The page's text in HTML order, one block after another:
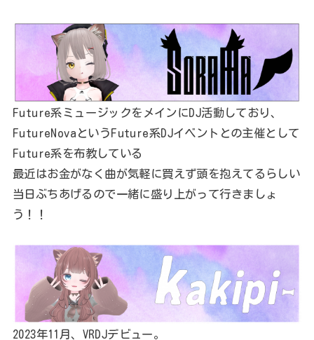
Future系ミュージックをメインにDJ活動しており、
FutureNovaというFuture系DJイベントとの主催として
Future系を布教している
最近はお金がなく曲が気軽に買えず頭を抱えてるらしい
当日ぶちあげるので一緒に盛り上がって行きましょ
う！！
2023年11月、VRDJデビュー。